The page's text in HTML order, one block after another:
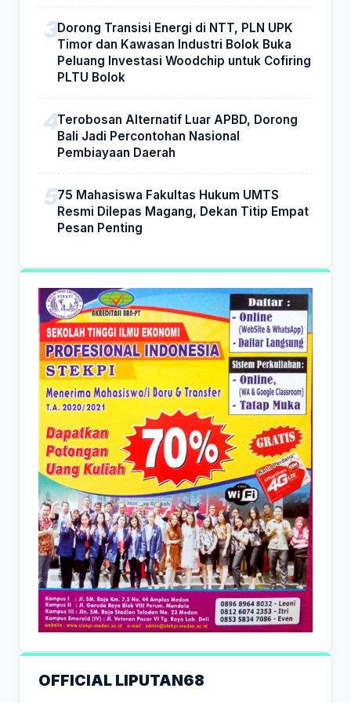
Dorong Transisi Energi di NTT, PLN UPK
Timor dan Kawasan Industri Bolok Buka
Peluang Investasi Woodchip untuk Cofiring
PLTU Bolok
Terobosan Alternatif Luar APBD, Dorong
Bali Jadi Percontohan Nasional
Pembiayaan Daerah
75 Mahasiswa Fakultas Hukum UMTS
Resmi Dilepas Magang, Dekan Titip Empat
Pesan Penting
OFFICIAL LIPUTAN68